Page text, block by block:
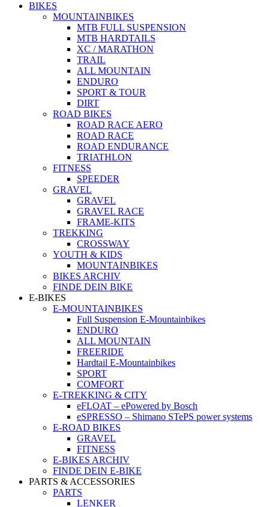
BIKES
MOUNTAINBIKES
MTB FULL SUSPENSION
MTB HARDTAILS
XC / MARATHON
TRAIL
ALL MOUNTAIN
ENDURO
SPORT & TOUR
DIRT
ROAD BIKES
ROAD RACE AERO
ROAD RACE
ROAD ENDURANCE
TRIATHLON
FITNESS
SPEEDER
GRAVEL
GRAVEL
GRAVEL RACE
FRAME-KITS
TREKKING
CROSSWAY
YOUTH & KIDS
MOUNTAINBIKES
BIKES ARCHIV
FINDE DEIN BIKE
E-BIKES
E-MOUNTAINBIKES
Full Suspension E-Mountainbikes
ENDURO
ALL MOUNTAIN
FREERIDE
Hardtail E-Mountainbikes
SPORT
COMFORT
E-TREKKING & CITY
eFLOAT – ePowered by Bosch
eSPRESSO – Shimano STePS power systems
E-ROAD BIKES
GRAVEL
FITNESS
E-BIKES ARCHIV
FINDE DEIN E-BIKE
PARTS & ACCESSORIES
PARTS
LENKER